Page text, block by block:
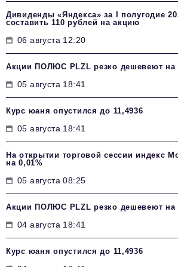
Дивиденды «Яндекса» за I полугодие
составить 110 рублей на акцию
06 августа 12:20
Акции ПОЛЮС PLZL резко дешевеют на
05 августа 18:41
Курс юаня опустился до 11,4936
05 августа 18:41
На открытии торговой сессии индекс
на 0,01%
05 августа 08:25
Акции ПОЛЮС PLZL резко дешевеют на
04 августа 18:41
Курс юаня опустился до 11,4936